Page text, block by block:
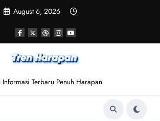
August 6, 2026
Informasi Terbaru Penuh Harapan